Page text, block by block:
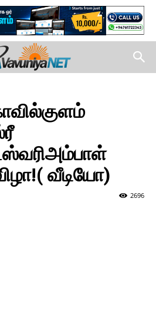
வீடியோ)
2696